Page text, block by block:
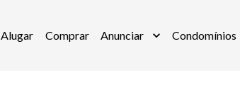
Alugar Comprar Anunciar Condomínios